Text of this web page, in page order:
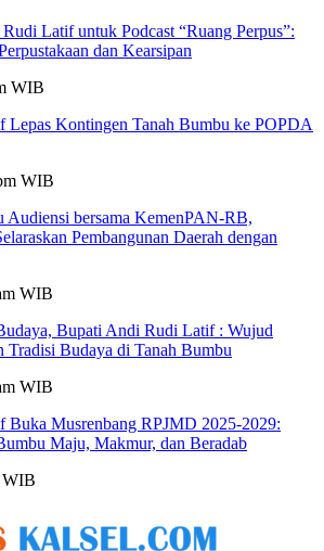
Latif untuk Podcast “Ruang Perpus”:
dan Kearsipan
WIB
Kontingen Tanah Bumbu ke POPDA
WIB
Audiensi bersama KemenPAN-RB,
Pembangunan Daerah dengan
WIB
Bupati Andi Rudi Latif : Wujud
Tradisi Budaya di Tanah Bumbu
WIB
Musrenbang RPJMD 2025-2029:
Maju, Makmur, dan Beradab
WIB